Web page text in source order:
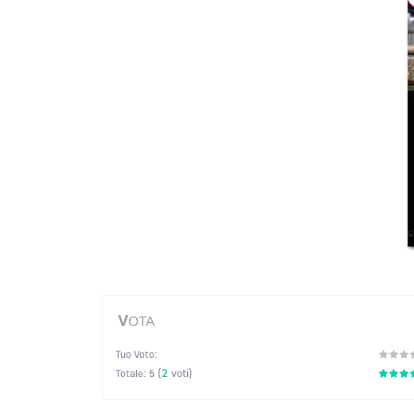
VOTA
Tuo Voto:
Totale: 5 (2 voti)